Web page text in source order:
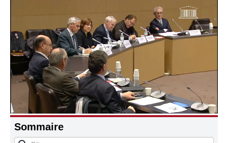
Autres
Sommaire
Table ronde climat
M. le président